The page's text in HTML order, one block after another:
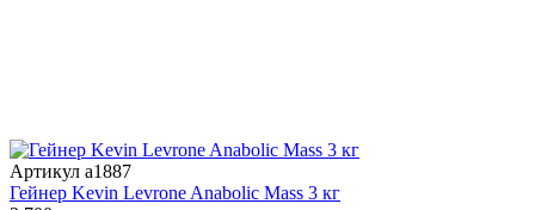
Артикул a1887
Гейнер Kevin Levrone Anabolic Mass 3 кг